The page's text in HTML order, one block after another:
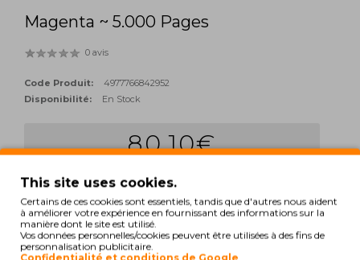
Magenta ~ 5.000 Pages
0 avis
Code Produit:
4977766842952
Disponibilité:
En Stock
80,10€
Qté:
Hors Taxes: 65,12€
TAGS:
This site uses cookies.
Certains de ces cookies sont essentiels, tandis que d'autres nous aident
à améliorer votre expérience en fournissant des informations sur la
manière dont le site est utilisé.
Vos données personnelles/cookies peuvent être utilisées à des fins de
personnalisation publicitaire.
Confidentialité et conditions de Google